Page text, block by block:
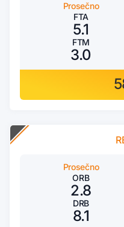
Prosečno
FTA
5.1
FTM
3.0
Prosečno
ORB
2.8
DRB
8.1